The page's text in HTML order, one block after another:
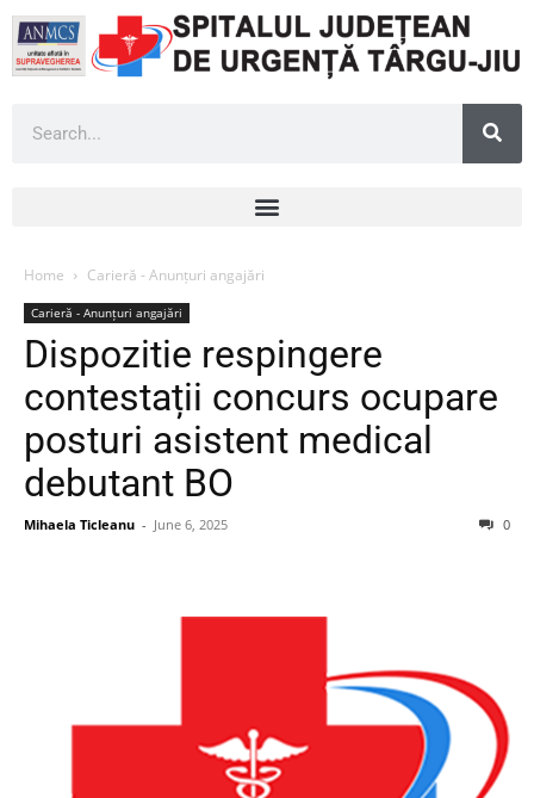
Home Carieră - Anunțuri angajări
Carieră - Anunțuri angajări
Dispozitie respingere
contestații concurs ocupare
posturi asistent medical
debutant BO
Mihaela Ticleanu - June 6, 2025 0